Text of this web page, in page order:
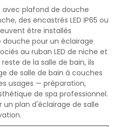
avec plafond de douche
des encastrés LED IP65 ou
être installés
pour un éclairage
au ruban LED de niche et
de la salle de bain, ils
de salle de bain à couches
usages — préparation,
de spa professionnel.
plan d'éclairage de salle